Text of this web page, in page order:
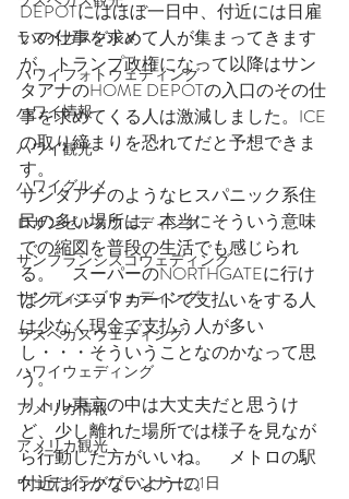
ラスベガスグルメ
ハワイフォトウェディング
ハワイ情報
ハワイ観光
ハワイグルメ
ロサンゼルスウェディング
サンフランシスコウェディング
サンディエゴウェディング
ラスベガスウェディング
ハワイウェディング
アメリカ情報
アメリカ観光
ウェディングプランナーの1日
DEPOTにはほぼ一日中、付近には日雇
いの仕事を求めて人が集まってきます
が、トランプ政権になって以降はサン
タアナのHOME DEPOTの入口のその仕
事を求めてくる人は激減しました。ICE
の取り締まりを恐れてだと予想できま
す。
サンタアナのようなヒスパニック系住
民の多い場所は、本当にそういう意味
での縮図を普段の生活でも感じられ
る。　スーパーのNORTHGATEに行け
ばクレジットカードで支払いをする人
は少なく現金で支払う人が多い
し・・・そういうことなのかなって思
う。
リトル東京の中は大丈夫だと思うけ
ど、少し離れた場所では様子を見なが
ら行動した方がいいね。　メトロの駅
付近は行かないように。